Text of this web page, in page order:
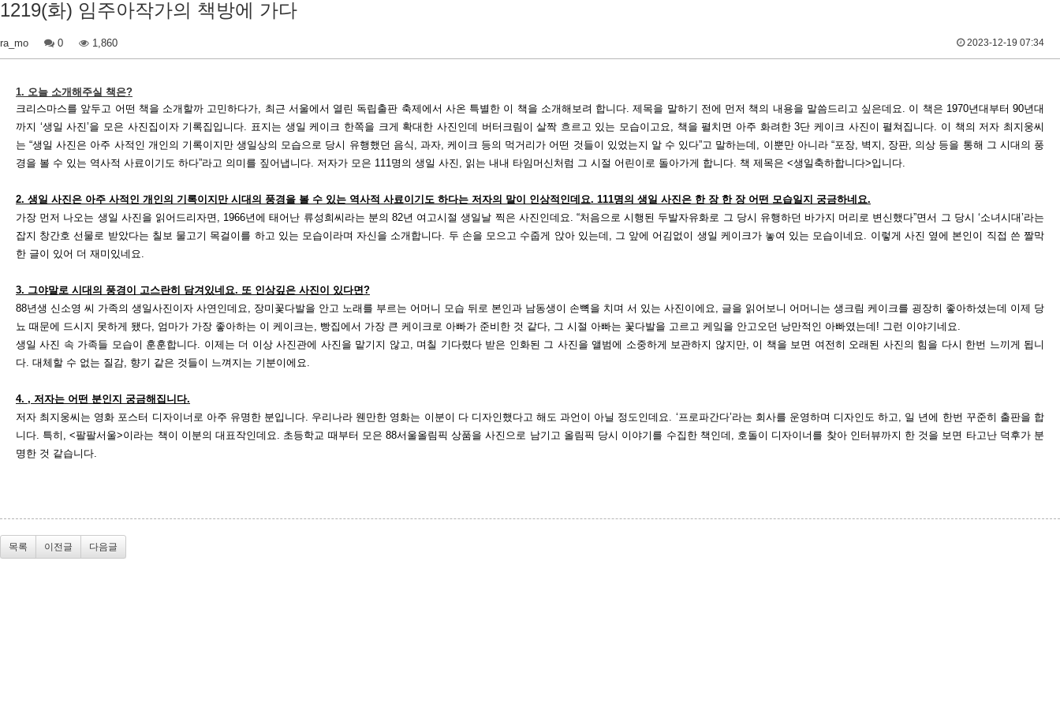
1219(화) 임주아작가의 책방에 가다
ra_mo 0 1,860 2023-12-19 07:34
1. 오늘 소개해주실 책은?
크리스마스를 앞두고 어떤 책을 소개할까 고민하다가, 최근 서울에서 열린 독립출판 축제에서 사온 특별한 이 책을 소개해보려 합니다.제목을 말하기 전에 먼저 책의 내용을 말씀드리고 싶은데요. 이 책은 1970년대부터 90년대
까지 ‘생일 사진’을 모은 사진집이자 기록집입니다. 표지는 생일 케이크 한쪽을 크게 확대한 사진인데 버터크림이 살짝 흐르고 있는 모습이고요, 책을 펼치면 아주 화려한 3단 케이크 사진이 펼쳐집니다. 이 책의 저자 최지웅씨
는“생일 사진은 아주 사적인 개인의 기록이지만 생일상의 모습으로 당시 유행했던 음식 , 과자, 케이크 등의 먹거리가 어떤 것들이 있었는지 알 수 있다”고 말하는데, 이뿐만 아니라 “포장, 벽지 , 장판, 의상 등을 통해 그 시대의 풍
경을 볼 수 있는 역사적 사료이기도 하다”라고 의미를 짚어냅니다. 저자가 모은 111명의 생일 사진, 읽는 내내 타임머신처럼 그 시절 어린이로 돌아가게 합니다. 책 제목은 <생일축하합니다>입니다.
2. 생일 사진은 아주 사적인 개인의 기록이지만 시대의 풍경을 볼 수 있는 역사적 사료이기도 하다는 저자의 말이 인상적인데요. 111명의 생일 사진은 한 장 한 장 어떤 모습일지 궁금하네요.
가장 먼저 나오는 생일 사진을 읽어드리자면 , 1966년에 태어난 류성희씨라는 분의 82년 여고시절 생일날 찍은 사진인데요. “처음으로 시행된 두발자유화로 그 당시 유행하던 바가지 머리로 변신했다”면서 그 당시‘소녀시대’라는
잡지 창간호 선물로 받았다는 칠보 물고기 목걸이를 하고 있는 모습이라며 자신을 소개합니다. 두 손을 모으고 수줍게 앉아 있는데 , 그 앞에 어김없이 생일 케이크가 놓여 있는 모습이네요. 이렇게 사진 옆에 본인이 직접 쓴 짤막
한 글이 있어 더 재미있네요.
3. 그야말로 시대의 풍경이 고스란히 담겨있네요. 또 인상깊은 사진이 있다면?
88년생 신소영 씨 가족의 생일사진이자 사연인데요, 장미꽃다발을 안고 노래를 부르는 어머니 모습 뒤로 본인과 남동생이 손뼉을 치며 서 있는 사진이에요, 글을 읽어보니 어머니는 생크림 케이크를 굉장히 좋아하셨는데 이제 당
뇨 때문에 드시지 못하게 됐다, 엄마가 가장 좋아하는 이 케이크는, 빵집에서 가장 큰 케이크로 아빠가 준비한 것 같다, 그 시절 아빠는 꽃다발을 고르고 케잌을 안고오던 낭만적인 아빠였는데! 그런 이야기네요.
생일 사진 속 가족들 모습이 훈훈합니다. 이제는 더 이상 사진관에 사진을 맡기지 않고, 며칠 기다렸다 받은 인화된 그 사진을 앨범에 소중하게 보관하지 않지만, 이 책을 보면 여전히 오래된 사진의 힘을 다시 한번 느끼게 됩니
다. 대체할 수 없는 질감, 향기 같은 것들이 느껴지는 기분이에요.
4. , 저자는 어떤 분인지 궁금해집니다.
저자 최지웅씨는 영화 포스터 디자이너로 아주 유명한 분입니다. 우리나라 웬만한 영화는 이분이 다 디자인했다고 해도 과언이 아닐 정도인데요. ‘프로파간다’라는 회사를 운영하며 디자인도 하고, 일 년에 한번 꾸준히 출판을 합
니다. 특히 , <팔팔서울>이라는 책이 이분의 대표작인데요. 초등학교 때부터 모은88서울올림픽 상품을 사진으로 남기고 올림픽 당시 이야기를 수집한 책인데, 호돌이 디자이너를 찾아 인터뷰까지 한 것을 보면 타고난 덕후가 분
명한 것 같습니다.
목록 이전글 다음글